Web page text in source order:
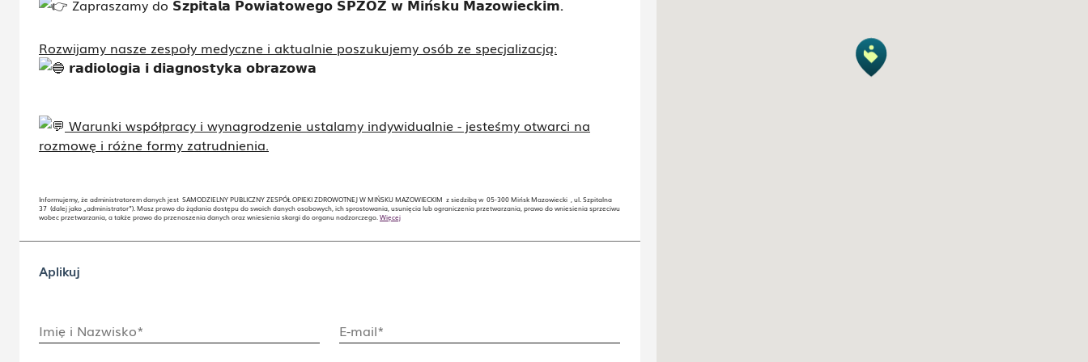
Zapraszamy do 𝗦𝘇𝗽𝗶𝘁𝗮𝗹𝗮 𝗣𝗼𝘄𝗶𝗮𝘁𝗼𝘄𝗲𝗴𝗼 𝗦𝗣𝗭𝗢𝗭 𝘄 𝗠𝗶𝗻́𝘀𝗸𝘂 𝗠𝗮𝘇𝗼𝘄𝗶𝗲𝗰𝗸𝗶𝗺.
Rozwijamy nasze zespoły medyczne i aktualnie poszukujemy osób ze specjalizacją:
𝗿𝗮𝗱𝗶𝗼𝗹𝗼𝗴𝗶𝗮 𝗶 𝗱𝗶𝗮𝗴𝗻𝗼𝘀𝘁𝘆𝗸𝗮 𝗼𝗯𝗿𝗮𝘇𝗼𝘄𝗮
Warunki współpracy i wynagrodzenie ustalamy indywidualnie - jesteśmy otwarci na
rozmowę i różne formy zatrudnienia.
Informujemy, że administratorem danych jest SAMODZIELNY PUBLICZNY ZESPÓŁ OPIEKI ZDROWOTNEJ W MIŃSKU MAZOWIECKIM z siedzibą w 05-300 Mińsk Mazowiecki , ul. Szpitalna
37 (dalej jako „administrator”). Masz prawo do żądania dostępu do swoich danych osobowych, ich sprostowania, usunięcia lub ograniczenia przetwarzania, prawo do wniesienia sprzeciwu
wobec przetwarzania, a także prawo do przenoszenia danych oraz wniesienia skargi do organu nadzorczego. Więcej
Aplikuj
Imię i Nazwisko* E-mail*